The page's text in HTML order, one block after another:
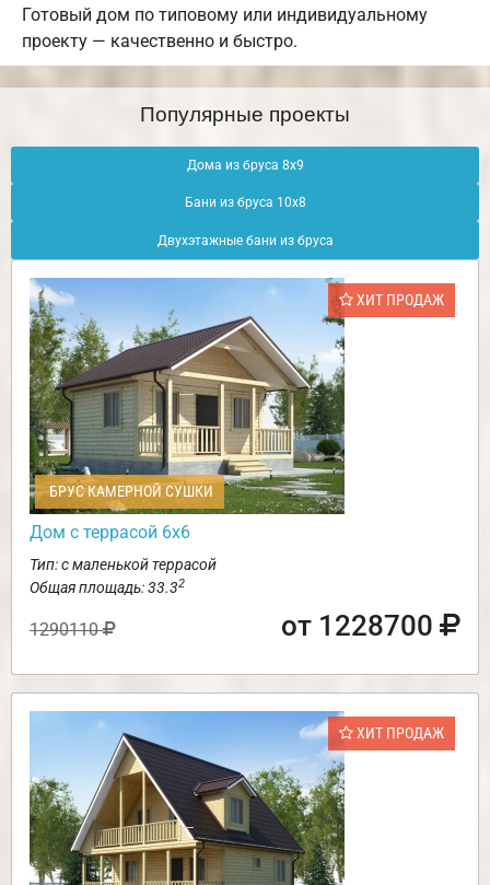
Готовый дом по типовому или индивидуальному
проекту — качественно и быстро.
Популярные проекты
Дома из бруса 8х9
Бани из бруса 10х8
Двухэтажные бани из бруса
ХИТ ПРОДАЖ
БРУС КАМЕРНОЙ СУШКИ
Дом с террасой 6х6
Тип: с маленькой террасой
Общая площадь: 33.32
1290110 от 1228700
ХИТ ПРОДАЖ